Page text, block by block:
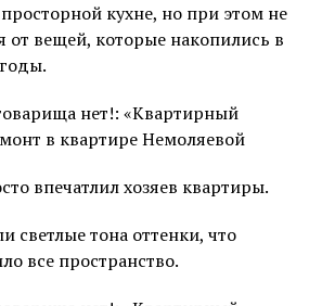
кухне, но при этом не
от вещей, которые накопились в
впечатлил хозяев квартиры.
светлые тона оттенки, что
все пространство.